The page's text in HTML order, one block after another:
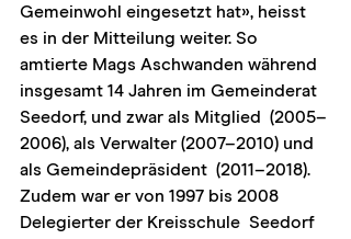
Gemeinwohl eingesetzt hat», heisst
es in der Mitteilung weiter. So
amtierte Mags Aschwanden während
insgesamt 14 Jahren im Gemeinderat
Seedorf, und zwar als Mitglied  (2005–
2006), als Verwalter (2007–2010) und
als Gemeindepräsident  (2011–2018).
Zudem war er von 1997 bis 2008
Delegierter der Kreisschule  Seedorf